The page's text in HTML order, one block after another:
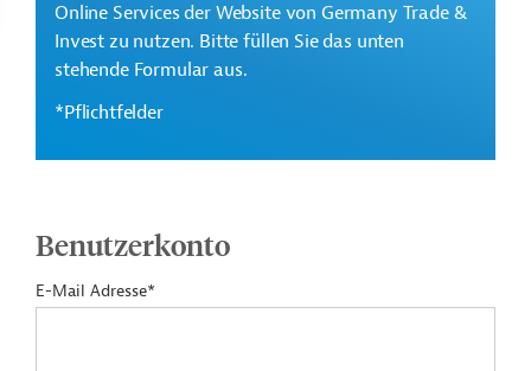
Online Services der Website von Germany Trade &
Invest zu nutzen. Bitte füllen Sie das unten
stehende Formular aus.
*Pflichtfelder
Benutzerkonto
E-Mail Adresse*